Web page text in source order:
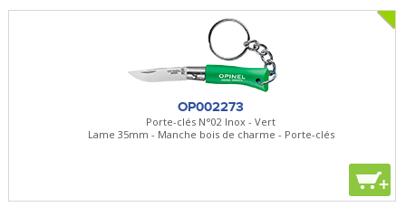
OP002273
Porte-clés N°02 Inox - Vert
Lame 35mm - Manche bois de charme - Porte-clés
+